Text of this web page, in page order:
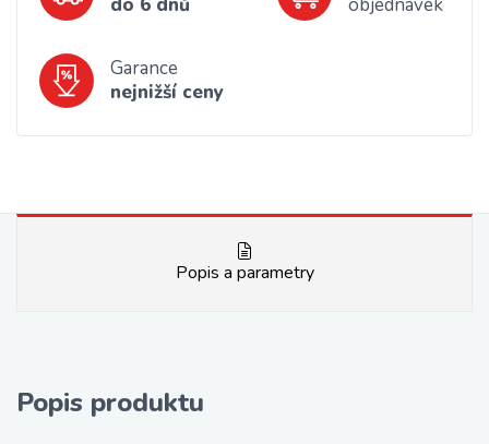
Garance
nejnižší ceny
Popis a parametry
Popis produktu